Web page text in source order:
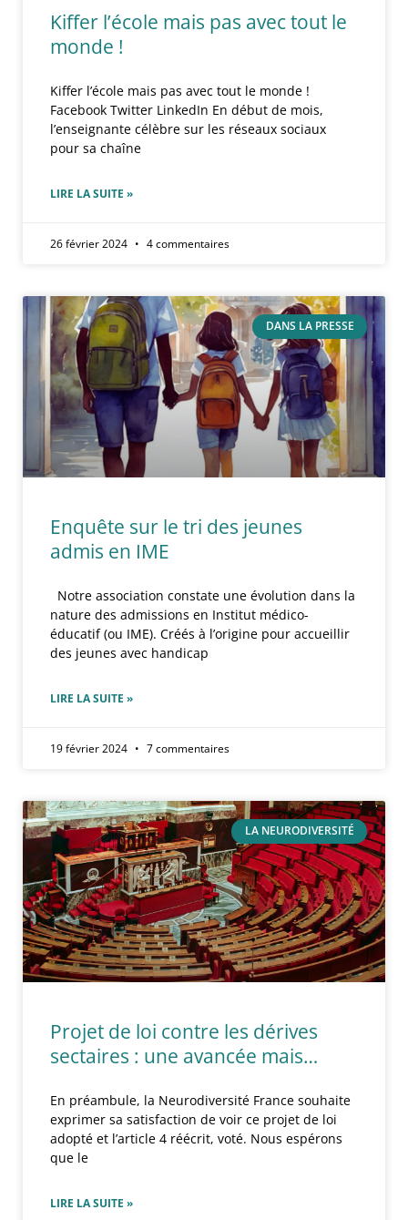
Kiffer l’école mais pas avec tout le
monde !
Kiffer l’école mais pas avec tout le monde !
Facebook Twitter LinkedIn En début de mois,
l’enseignante célèbre sur les réseaux sociaux
pour sa chaîne
LIRE LA SUITE »
26 février 2024 4 commentaires
DANS LA PRESSE
Enquête sur le tri des jeunes
admis en IME
Notre association constate une évolution dans la
nature des admissions en Institut médico-
éducatif (ou IME). Créés à l’origine pour accueillir
des jeunes avec handicap
LIRE LA SUITE »
19 février 2024 7 commentaires
LA NEURODIVERSITÉ
Projet de loi contre les dérives
sectaires : une avancée mais…
En préambule, la Neurodiversité France souhaite
exprimer sa satisfaction de voir ce projet de loi
adopté et l’article 4 réécrit, voté. Nous espérons
que le
LIRE LA SUITE »